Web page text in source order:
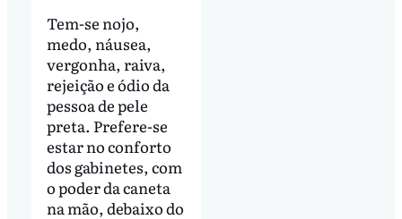
Tem-se nojo,
medo, náusea,
vergonha, raiva,
rejeição e ódio da
pessoa de pele
preta. Prefere-se
estar no conforto
dos gabinetes, com
o poder da caneta
na mão, debaixo do